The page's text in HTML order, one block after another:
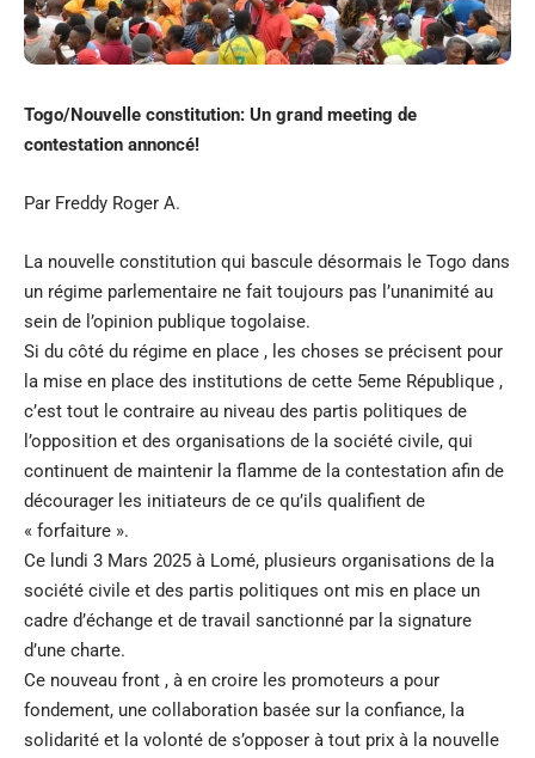
Togo/Nouvelle constitution: Un grand meeting de
contestation annoncé!
Par Freddy Roger A.
La nouvelle constitution qui bascule désormais le Togo dans
un régime parlementaire ne fait toujours pas l’unanimité au
sein de l’opinion publique togolaise.
Si du côté du régime en place , les choses se précisent pour
la mise en place des institutions de cette 5eme République ,
c’est tout le contraire au niveau des partis politiques de
l’opposition et des organisations de la société civile, qui
continuent de maintenir la flamme de la contestation afin de
décourager les initiateurs de ce qu’ils qualifient de
« forfaiture ».
Ce lundi 3 Mars 2025 à Lomé, plusieurs organisations de la
société civile et des partis politiques ont mis en place un
cadre d’échange et de travail sanctionné par la signature
d’une charte.
Ce nouveau front , à en croire les promoteurs a pour
fondement, une collaboration basée sur la confiance, la
solidarité et la volonté de s’opposer à tout prix à la nouvelle